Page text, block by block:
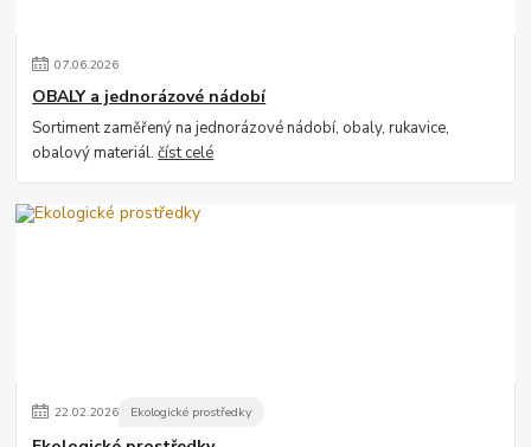
07.06.2026
OBALY a jednorázové nádobí
Sortiment zaměřený na jednorázové nádobí, obaly, rukavice,
obalový materiál.číst celé
22.02.2026 Ekologické prostředky